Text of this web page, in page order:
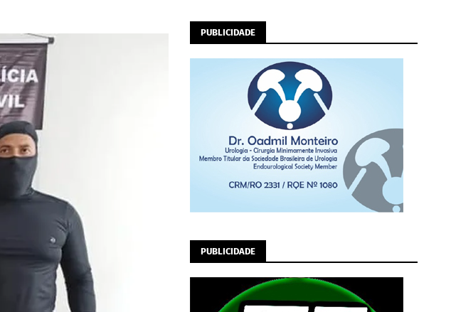
PUBLICIDADE
PUBLICIDADE